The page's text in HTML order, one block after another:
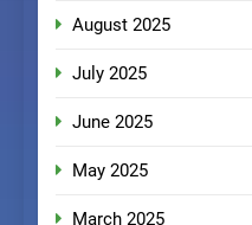
August 2025
July 2025
June 2025
May 2025
March 2025